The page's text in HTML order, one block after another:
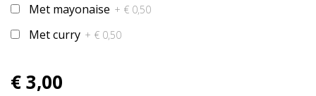
Met mayonaise + € 0,50
Met curry + € 0,50
€ 3,00